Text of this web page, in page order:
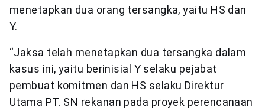
menetapkan dua orang tersangka, yaitu HS dan
Y.
“Jaksa telah menetapkan dua tersangka dalam
kasus ini, yaitu berinisial Y selaku pejabat
pembuat komitmen dan HS selaku Direktur
Utama PT. SN rekanan pada proyek perencanaan